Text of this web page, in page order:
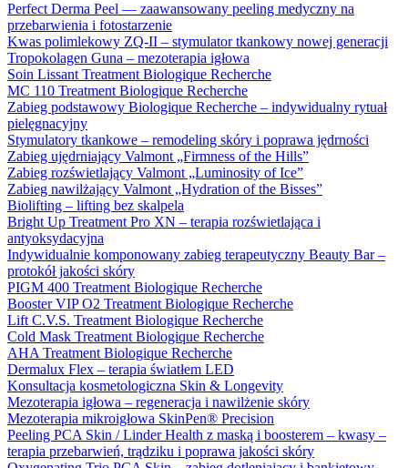
Perfect Derma Peel — zaawansowany peeling medyczny na
przebarwienia i fotostarzenie
Kwas polimlekowy ZQ-II – stymulator tkankowy nowej generacji
Tropokolagen Guna – mezoterapia igłowa
Soin Lissant Treatment Biologique Recherche
MC 110 Treatment Biologique Recherche
Zabieg podstawowy Biologique Recherche – indywidualny rytuał
pielęgnacyjny
Stymulatory tkankowe – remodeling skóry i poprawa jędrności
Zabieg ujędrniający Valmont „Firmness of the Hills”
Zabieg rozświetlający Valmont „Luminosity of Ice”
Zabieg nawilżający Valmont „Hydration of the Bisses”
Biolifting – lifting bez skalpela
Bright Up Treatment Pro XN – terapia rozświetlająca i
antyoksydacyjna
Indywidualnie komponowany zabieg terapeutyczny Beauty Bar –
protokół jakości skóry
PIGM 400 Treatment Biologique Recherche
Booster VIP O2 Treatment Biologique Recherche
Lift C.V.S. Treatment Biologique Recherche
Cold Mask Treatment Biologique Recherche
AHA Treatment Biologique Recherche
Dermalux Flex – terapia światłem LED
Konsultacja kosmetologiczna Skin & Longevity
Mezoterapia igłowa – regeneracja i nawilżenie skóry
Mezoterapia mikroigłowa SkinPen® Precision
Peeling PCA Skin / Linder Health z maską i boosterem – kwasy –
terapia przebarwień, trądziku i poprawa jakości skóry